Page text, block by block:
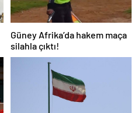
Güney Afrika’da hakem maça
silahla çıktı!